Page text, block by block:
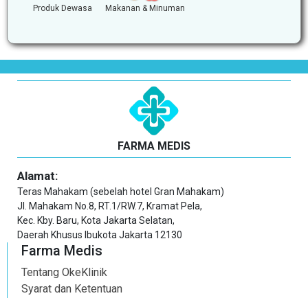
Produk Dewasa Makanan & Minuman
FARMA MEDIS
Alamat:
Teras Mahakam (sebelah hotel Gran Mahakam)
Jl. Mahakam No.8, RT.1/RW.7, Kramat Pela,
Kec. Kby. Baru, Kota Jakarta Selatan,
Daerah Khusus Ibukota Jakarta 12130
Farma Medis
Tentang OkeKlinik
Syarat dan Ketentuan